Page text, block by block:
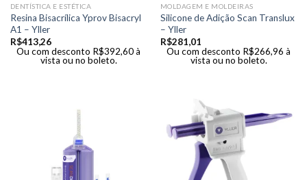
DENTÍSTICA E ESTÉTICA
Resina Bisacrílica Yprov Bisacryl
A1 – Yller
R$413,26
Ou com desconto R$392,60à
vista ou no boleto.
MOLDAGEM E MOLDEIRAS
Silicone de Adição Scan Translux
– Yller
R$281,01
Ou com desconto R$266,96 à
vista ou no boleto.